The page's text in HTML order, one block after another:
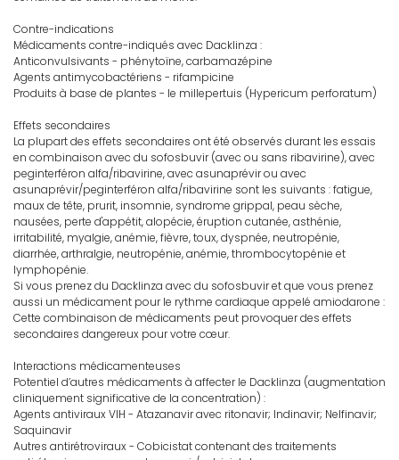
Contre-indications
Médicaments contre-indiqués avec Dacklinza :
Anticonvulsivants - phénytoïne, carbamazépine
Agents antimycobactériens - rifampicine
Produits à base de plantes - le millepertuis (Hypericum perforatum)
Effets secondaires
La plupart des effets secondaires ont été observés durant les essais
en combinaison avec du sofosbuvir (avec ou sans ribavirine), avec
peginterféron alfa/ribavirine, avec asunaprévir ou avec
asunaprévir/peginterféron alfa/ribavirine sont les suivants : fatigue,
maux de tête, prurit, insomnie, syndrome grippal, peau sèche,
nausées, perte d'appétit, alopécie, éruption cutanée, asthénie,
irritabilité, myalgie, anémie, fièvre, toux, dyspnée, neutropénie,
diarrhée, arthralgie, neutropénie, anémie, thrombocytopénie et
lymphopénie.
Si vous prenez du Dacklinza avec du sofosbuvir et que vous prenez
aussi un médicament pour le rythme cardiaque appelé amiodarone :
Cette combinaison de médicaments peut provoquer des effets
secondaires dangereux pour votre cœur.
Interactions médicamenteuses
Potentiel d’autres médicaments à affecter le Dacklinza (augmentation
cliniquement significative de la concentration) :
Agents antiviraux VIH - Atazanavir avec ritonavir; Indinavir; Nelfinavir;
Saquinavir
Autres antirétroviraux - Cobicistat contenant des traitements